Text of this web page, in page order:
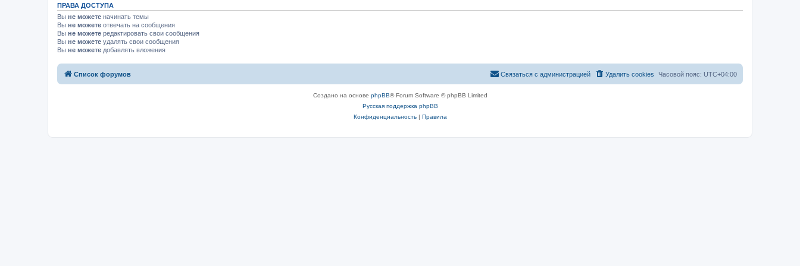
ПРАВА ДОСТУПА
Вы не можете начинать темы
Вы не можете отвечать на сообщения
Вы не можете редактировать свои сообщения
Вы не можете удалять свои сообщения
Вы не можете добавлять вложения
Список форумов Часовой пояс: UTC+04:00
Удалить cookies
Связаться с администрацией
Создано на основе phpBB® Forum Software © phpBB Limited
Русская поддержка phpBB
Конфиденциальность| Правила